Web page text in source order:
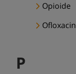
Opioide
Ofloxacin
P